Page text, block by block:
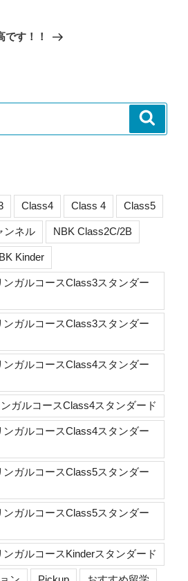
す！！
Class4 Class 4 Class5
ンネル NBK Class2C/2B
Kinder
ガルコースClass3スタンダー
ガルコースClass3スタンダー
ガルコースClass4スタンダー
ガルコースClass4スタンダード
ガルコースClass4スタンダー
ガルコースClass5スタンダー
ガルコースClass5スタンダー
ガルコースKinderスタンダード